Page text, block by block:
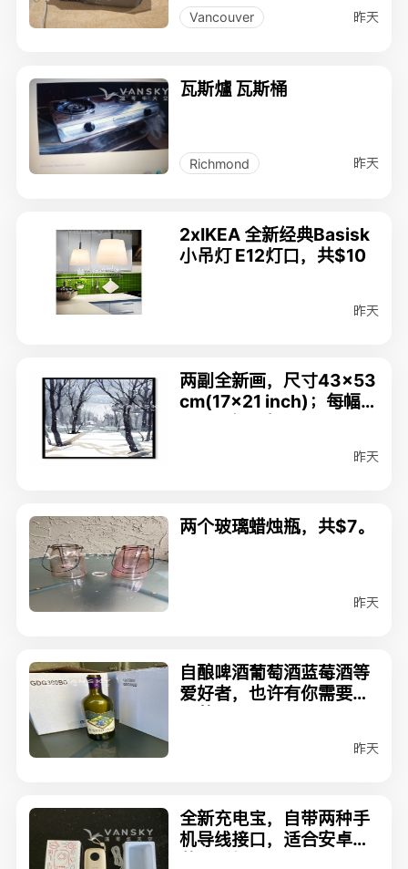
Vancouver 昨天
瓦斯爐 瓦斯桶
Richmond 昨天
2xIKEA 全新经典Basisk
小吊灯 E12灯口，共$10
昨天
两副全新画，尺寸43x53
cm(17x21 inch)；每幅
昨天
两个玻璃蜡烛瓶，共$7。
昨天
自酿啤酒葡萄酒蓝莓酒等
爱好者，也许有你需要的
昨天
全新充电宝，自带两种手
机导线接口，适合安卓和